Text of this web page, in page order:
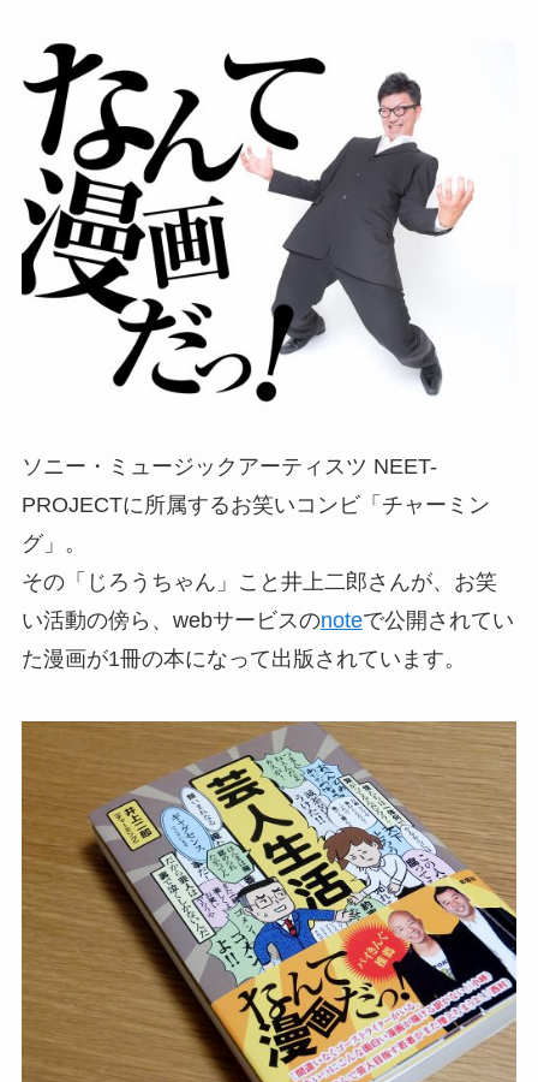
ソニー・ミュージックアーティスツ NEET-
PROJECTに所属するお笑いコンビ「チャーミン
グ」。
その「じろうちゃん」こと井上二郎さんが、お笑
い活動の傍ら、webサービスのnoteで公開されてい
た漫画が1冊の本になって出版されています。